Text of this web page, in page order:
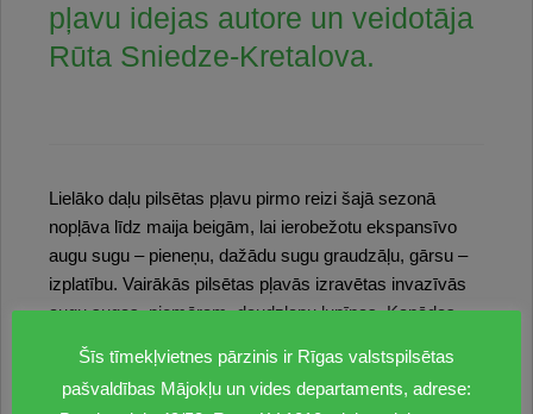
pļavu idejas autore un veidotāja
Rūta Sniedze-Kretalova.
Lielāko daļu pilsētas pļavu pirmo reizi šajā sezonā
nopļāva līdz maija beigām, lai ierobežotu ekspansīvo
augu sugu – pieneņu, dažādu sugu graudzāļu, gārsu –
izplatību. Vairākās pilsētas pļavās izravētas invazīvās
augu sugas, piemēram, daudzlapu lupīnas, Kanādas
labākus augšanas apstākļus sētajiem pļavu augiem,
veicinot to attīstību. Uz Jāņu laiku vairumā pilsētas
Šīs tīmekļvietnes pārzinis ir Rīgas valstspilsētas
pašvaldības Mājokļu un vides departaments, adrese: